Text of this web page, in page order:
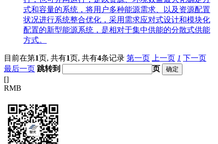
式和容量的系统，将用户多种能源需求、以及资源配置
状况进行系统整合优化，采用需求应对式设计和模块化
配置的新型能源系统，是相对于集中供能的分散式供能
方式。
目前在第1页, 共有1页, 共有4条记录 第一页 上一页 1 下一页
最后一页 跳转到
页
[]
RMB